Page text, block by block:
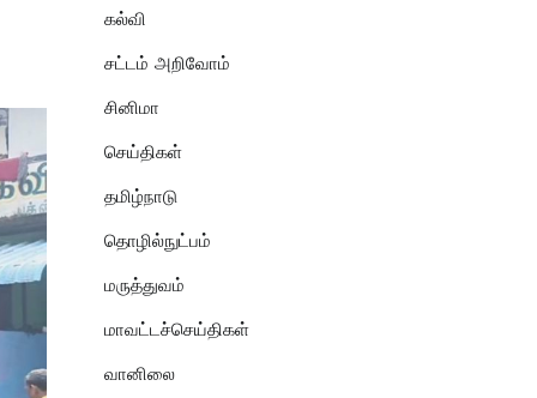
கல்வி
சட்டம் அறிவோம்
சினிமா
செய்திகள்
தமிழ்நாடு
தொழில்நுட்பம்
மருத்துவம்
மாவட்டச்செய்திகள்
வானிலை